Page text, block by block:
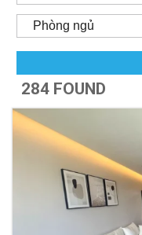
Phòng ngủ
284 FOUND